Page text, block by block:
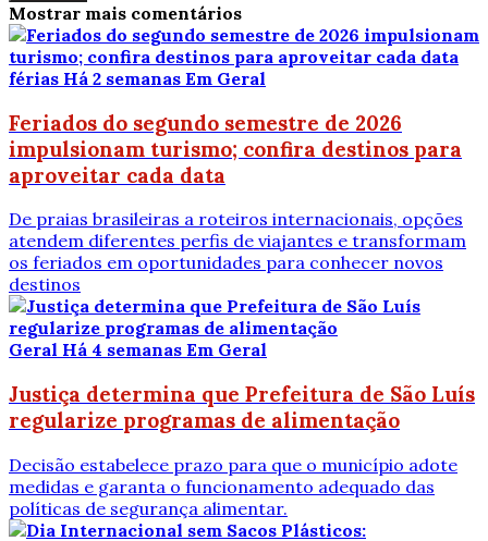
Mostrar mais comentários
férias Há 2 semanas Em Geral
Feriados do segundo semestre de 2026
impulsionam turismo; confira destinos para
aproveitar cada data
De praias brasileiras a roteiros internacionais, opções
atendem diferentes perfis de viajantes e transformam
os feriados em oportunidades para conhecer novos
destinos
Geral Há 4 semanas Em Geral
Justiça determina que Prefeitura de São Luís
regularize programas de alimentação
Decisão estabelece prazo para que o município adote
medidas e garanta o funcionamento adequado das
políticas de segurança alimentar.